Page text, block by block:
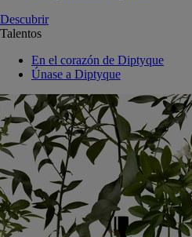
Descubrir
Talentos
En el corazón de Diptyque
Únase a Diptyque